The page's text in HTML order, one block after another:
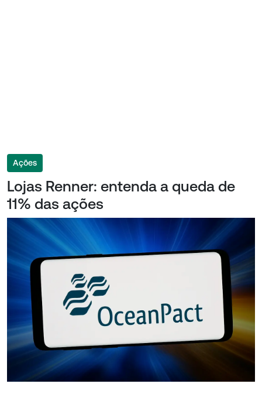
Ações
Lojas Renner: entenda a queda de
11% das ações